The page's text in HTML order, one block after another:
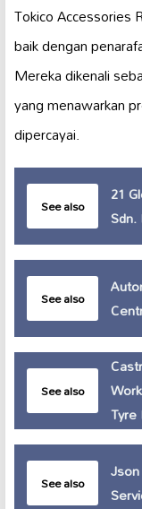
Tokico Accessories
baik dengan
Mereka dikenali
yang menawarkan
dipercayai.
See also
21
See also
See also
See also